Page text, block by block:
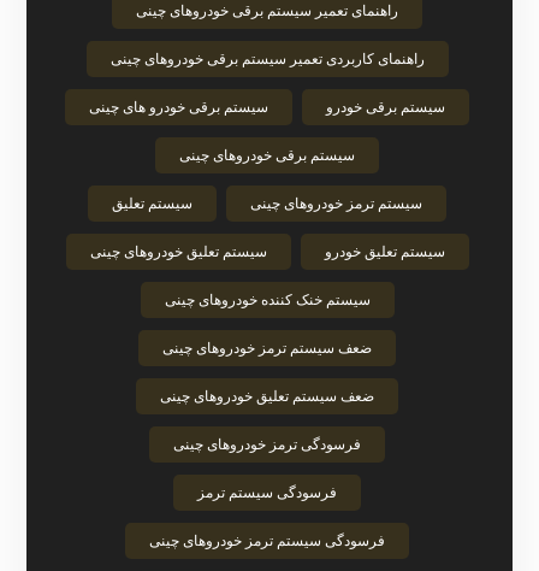
راهنمای تعمیر سیستم برقی خودروهای چینی
راهنمای کاربردی تعمیر سیستم برقی خودروهای چینی
سیستم برقی خودرو سیستم برقی خودرو های چینی
سیستم برقی خودروهای چینی
سیستم ترمز خودروهای چینی سیستم تعلیق
سیستم تعلیق خودرو سیستم تعلیق خودروهای چینی
سیستم خنک‌ کننده خودروهای چینی
ضعف سیستم ترمز خودروهای چینی
ضعف سیستم تعلیق خودروهای چینی
فرسودگی ترمز خودروهای چینی
فرسودگی سیستم ترمز
فرسودگی سیستم ترمز خودروهای چینی